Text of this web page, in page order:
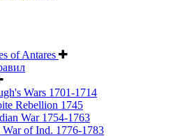
of Antares
Wars 1701-1714
Rebellion 1745
War 1754-1763
War of Ind. 1776-1783